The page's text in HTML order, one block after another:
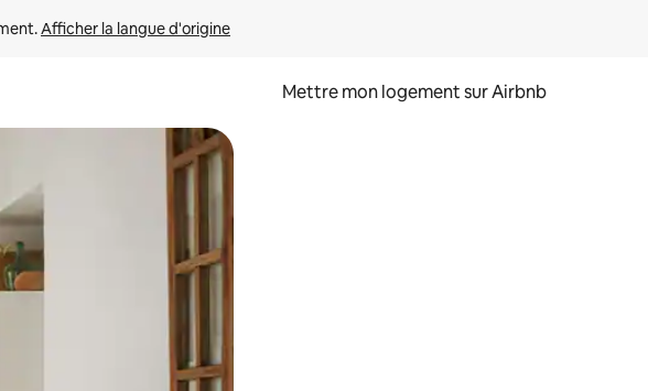
Afficher la langue d'origine
Mettre mon logement sur Airbnb